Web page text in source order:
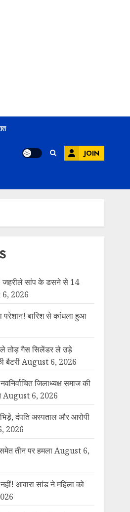
JOIN
जहरीले सांप के डसने से 14
2026
परेशान! बारिश से कांधला हुआ
तोड़ गैस सिलेंडर ले उड़े
बैटरी August 6, 2026
जिलाध्यक्ष समाज की
August 6, 2026
दंपति अस्पताल और आरोपी
2026
तीन पर हमला August 6,
नहीं! आवारा सांड ने महिला को